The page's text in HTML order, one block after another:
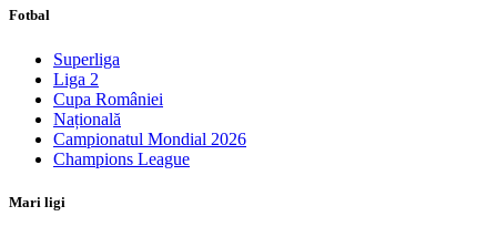
Fotbal
Superliga
Liga 2
Cupa României
Națională
Campionatul Mondial 2026
Champions League
Mari ligi